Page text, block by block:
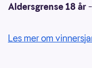
Aldersgrense 18 år –
Les mer om